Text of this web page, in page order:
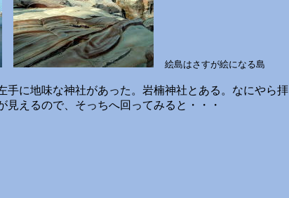
絵島はさすが絵になる島
に地味な神社があった。岩楠神社とある。なにやら拝
見えるので、そっちへ回ってみると・・・